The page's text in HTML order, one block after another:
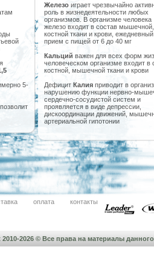
5-
Железо играет чрезвычайно
роль в жизнедеятельности любых
организмов. В организме человека
железо входит в состав мышечной,
костной ткани и крови, ежедневный
прием с пищей от 6 до 40 мг
Кальций важен для всех форм
человеческом организме входит в
костной, мышечной ткани и крови
Дефицит Калия приводит в
нарушению функции нервно-
сердечно-сосудистой систем и
проявляется в виде депрессии,
дискоординации движений,
артериальной гипотонии
оплата контакты
2026 © Все права на материалы